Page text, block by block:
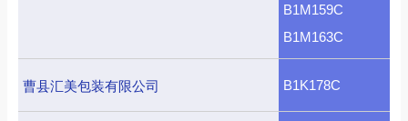
B1M159C
B1M163C
曹县汇美包装有限公司 B1K178C